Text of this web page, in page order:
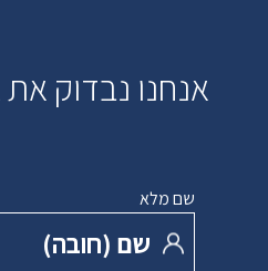
אנחנו נבדוק
שם מלא
שם ‏(חובה)